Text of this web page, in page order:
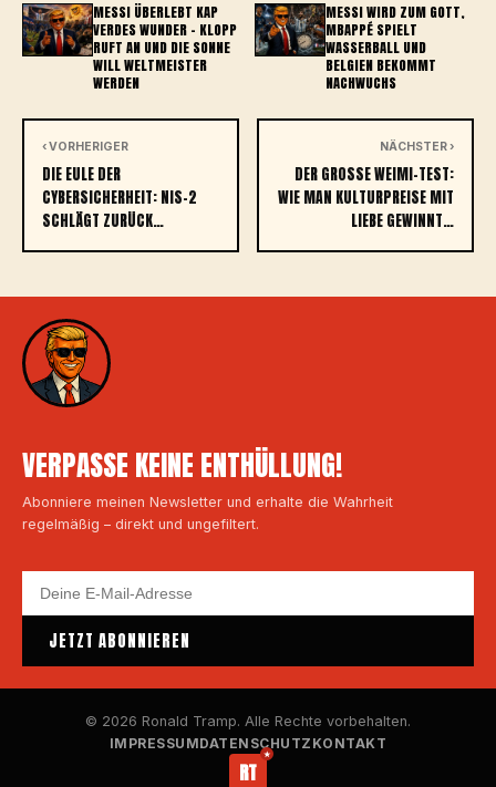
MESSI ÜBERLEBT KAP
VERDES WUNDER – KLOPP
RUFT AN UND DIE SONNE
WILL WELTMEISTER
WERDEN
MESSI WIRD ZUM GOTT,
MBAPPÉ SPIELT
WASSERBALL UND
BELGIEN BEKOMMT
NACHWUCHS
‹ VORHERIGER
DIE EULE DER
CYBERSICHERHEIT: NIS-2
SCHLÄGT ZURÜCK…
NÄCHSTER ›
DER GROSSE WEIMI-TEST: W
IE MAN KULTURPREISE MIT L
IEBE GEWINNT…
VERPASSE KEINE ENTHÜLLUNG!
Abonniere meinen Newsletter und erhalte die Wahrheit
regelmäßig – direkt und ungefiltert.
JETZT ABONNIEREN
© 2026 Ronald Tramp. Alle Rechte vorbehalten.
IMPRESSUMDATENSCHUTZ KONTAKT
RT